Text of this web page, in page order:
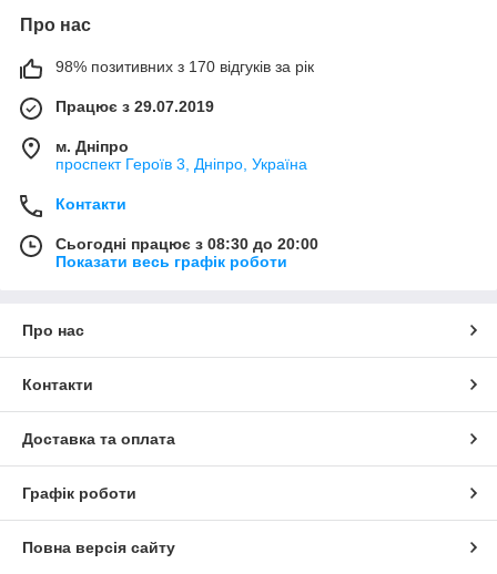
Про нас
98% позитивних з 170 відгуків за рік
Працює з 29.07.2019
м. Дніпро
проспект Героїв 3, Дніпро, Україна
Контакти
Сьогодні працює з 08:30 до 20:00
Показати весь графік роботи
Про нас
Контакти
Доставка та оплата
Графік роботи
Повна версія сайту